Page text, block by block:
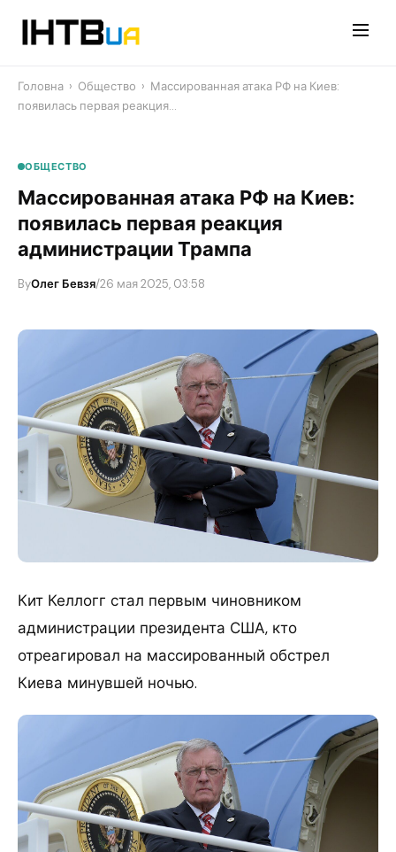
Головна › Общество › Массированная атака РФ на Киев:
появилась первая реакция…
ОБЩЕСТВО
Массированная атака РФ на Киев:
появилась первая реакция
администрации Трампа
ByОлег Бевзя/26 мая 2025, 03:58
Кит Келлогг стал первым чиновником
администрации президента США, кто
отреагировал на массированный обстрел
Киева минувшей ночью.